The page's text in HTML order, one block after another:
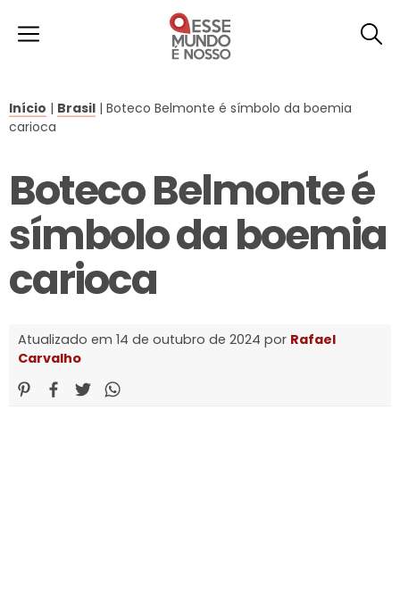
Início | Brasil | Boteco Belmonte é símbolo da boemia
carioca
Boteco Belmonte é
símbolo da boemia
carioca
Atualizado em 14 de outubro de 2024 por Rafael
Carvalho